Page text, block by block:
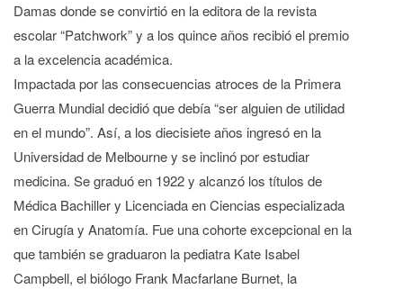
Damas donde se convirtió en la editora de la revista
escolar “Patchwork” y a los quince años recibió el premio
a la excelencia académica.
Impactada por las consecuencias atroces de la Primera
Guerra Mundial decidió que debía “ser alguien de utilidad
en el mundo”. Así, a los diecisiete años ingresó en la
Universidad de Melbourne y se inclinó por estudiar
medicina. Se graduó en 1922 y alcanzó los títulos de
Médica Bachiller y Licenciada en Ciencias especializada
en Cirugía y Anatomía. Fue una cohorte excepcional en la
que también se graduaron la pediatra Kate Isabel
Campbell, el biólogo Frank Macfarlane Burnet, la